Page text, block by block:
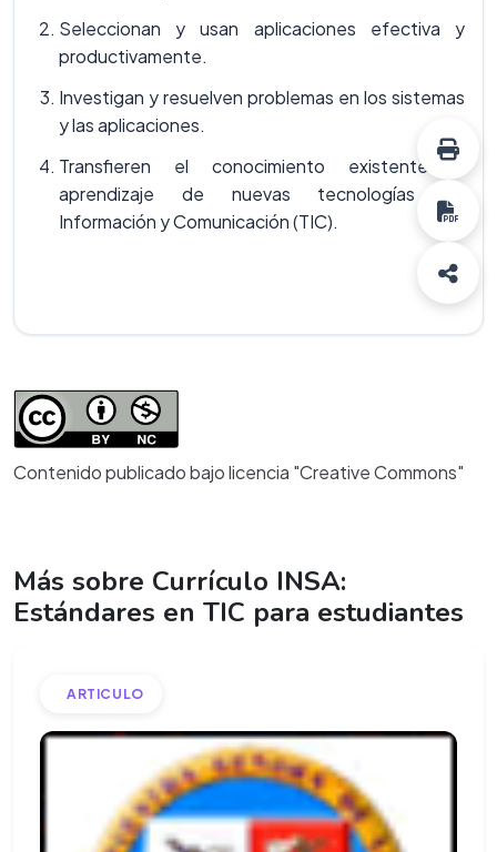
Seleccionan y usan aplicaciones efectiva y
productivamente.
Investigan y resuelven problemas en los sistemas
y las aplicaciones.
Transfieren el conocimiento existente al
aprendizaje de nuevas tecnologías de
Información y Comunicación (TIC).
Contenido publicado bajo licencia "Creative Commons"
Más sobre Currículo INSA:
Estándares en TIC para estudiantes
ARTICULO